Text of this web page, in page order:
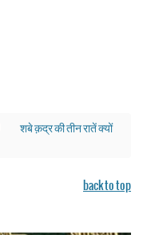
शबे क़द्र की तीन रातें क्यों
back to top